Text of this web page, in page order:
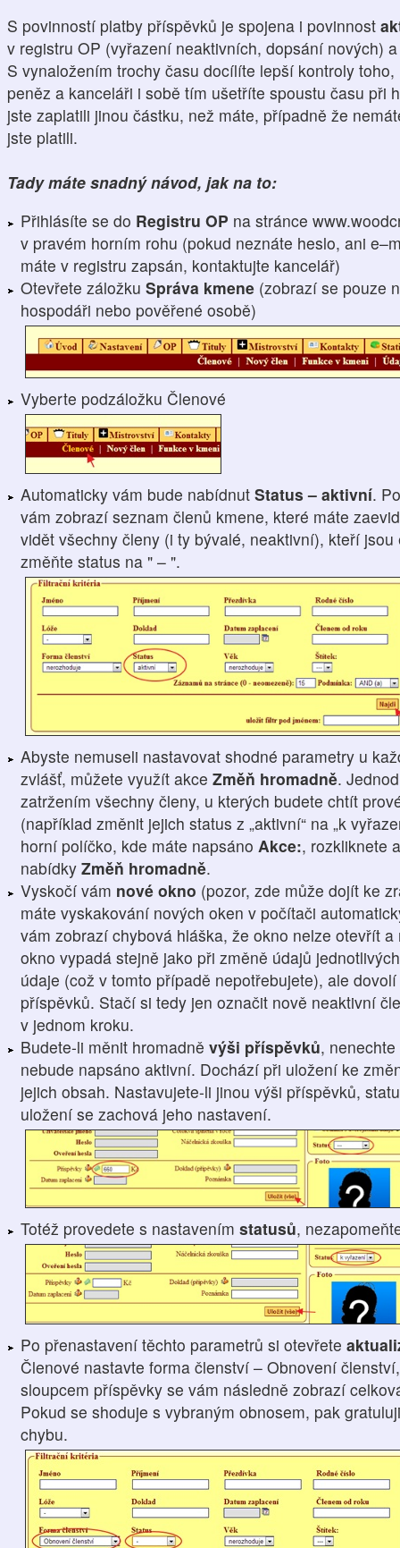
S povinností platby příspěvků je spojena i povinnost
v registru OP (vyřazení neaktivních, dopsání nových)
S vynaložením trochy času docílíte lepší kontroly
peněz a kanceláři i sobě tím ušetříte spoustu času při
jste zaplatili jinou částku, než máte, případně že
jste platili.
Tady máte snadný návod, jak na to:
Přihlásíte se do Registru OP na stránce
v pravém horním rohu (pokud neznáte heslo, ani
máte v registru zapsán, kontaktujte kancelář)
Otevřete záložku Správa kmene (zobrazí se pouze
hospodáři nebo pověřené osobě)
Vyberte podzáložku Členové
Automaticky vám bude nabídnut Status – aktivní.
vám zobrazí seznam členů kmene, které máte
vidět všechny členy (i ty bývalé, neaktivní), kteří
změňte status na " – ".
Abyste nemuseli nastavovat shodné parametry u
zvlášť, můžete využít akce Změň hromadně.
zatržením všechny členy, u kterých budete chtít
(například změnit jejich status z „aktivní“ na „k
horní políčko, kde máte napsáno Akce:, rozkliknete
nabídky Změň hromadně.
Vyskočí vám nové okno (pozor, zde může dojít ke
máte vyskakování nových oken v počítači
vám zobrazí chybová hláška, že okno nelze otevřít
okno vypadá stejně jako při změně údajů
údaje (což v tomto případě nepotřebujete), ale
příspěvků. Stačí si tedy jen označit nově neaktivní
v jednom kroku.
Budete-li měnit hromadně výši příspěvků,
nebude napsáno aktivní. Dochází při uložení ke
jejich obsah. Nastavujete-li jinou výši příspěvků,
uložení se zachová jeho nastavení.
Totéž provedete s nastavením statusů,
Po přenastavení těchto parametrů si otevřete
Členové nastavte forma členství – Obnovení
sloupcem příspěvky se vám následně zobrazí
Pokud se shoduje s vybraným obnosem, pak
chybu.